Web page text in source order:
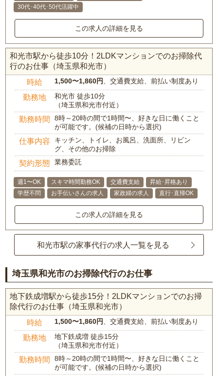
30代･40代･50代活躍中
この求人の詳細を見る
和光市駅から徒歩10分！2LDKマンションでのお掃除代
行のお仕事（埼玉県和光市）
時給 1,500〜1,860円、交通費支給、前払い制度あり
勤務地
和光市 徒歩10分
（埼玉県和光市付近）
勤務時間
8時～20時の間で1時間〜、好きな日に働くこと
が可能です。(候補の日時から選択)
仕事内容
キッチン、トイレ、お風呂、洗面所、リビン
グ、その他のお掃除
契約形態 業務委託
週1〜OK スキマ時間勤務OK 交通費支給
昇給･昇格あり
学歴不問
お手伝いさんの求人 家政婦の求人 直行･直帰OK
この求人の詳細を見る
和光市駅の家事代行の求人一覧を見る
埼玉県和光市のお掃除代行のお仕事
地下鉄成増駅から徒歩15分！2LDKマンションでのお掃
除代行のお仕事（埼玉県和光市）
時給 1,500〜1,860円 、交通費支給、前払い制度あり
勤務地
地下鉄成増 徒歩15分
（埼玉県和光市付近）
勤務時間
8時～20時の間で1時間〜、好きな日に働くこと
が可能です。(候補の日時から選択)